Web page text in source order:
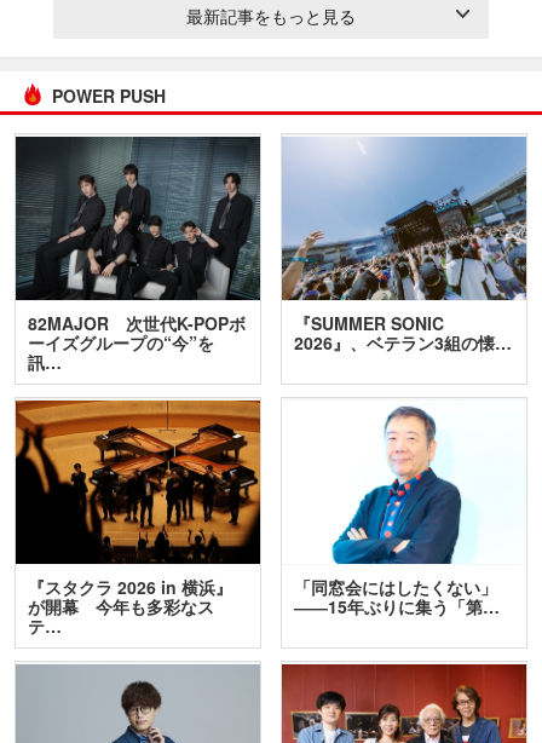
最新記事をもっと見る
POWER PUSH
82MAJOR 次世代K-POPボ
ーイズグループの“今”を
訊…
『SUMMER SONIC
2026』、ベテラン3組の懐…
『スタクラ 2026 in 横浜』
が開幕 今年も多彩なス
テ…
「同窓会にはしたくない」
――15年ぶりに集う「第…